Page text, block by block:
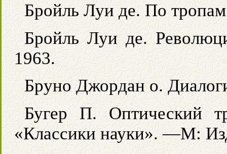
Бройль Луи де. По
Бройль Луи де.
1963.
Бруно Джордан о.
Бугер П. Оптический
«Классики науки». —М: